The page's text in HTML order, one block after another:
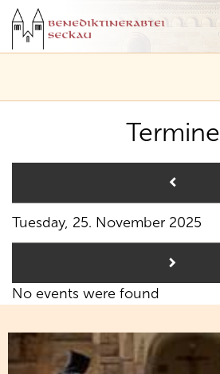
Termine
Tuesday, 25. November 2025
No events were found